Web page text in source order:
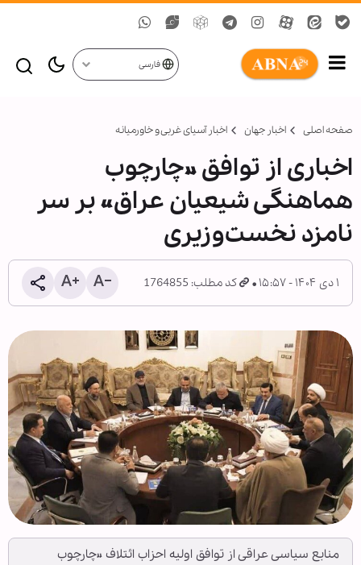
فارسی
صفحه اصلی اخبار جهان اخبار آسیای غربی و خاورمیانه
اخباری از توافق »چارچوب
هماهنگی شیعیان عراق« بر سر
نامزد نخست‌وزیری
۱ دی ۱۴۰۴ - ۱۵:۵۷ کد مطلب: 1764855
منابع سیاسی عراقی از توافق اولیه احزاب ائتلاف «چارچوب